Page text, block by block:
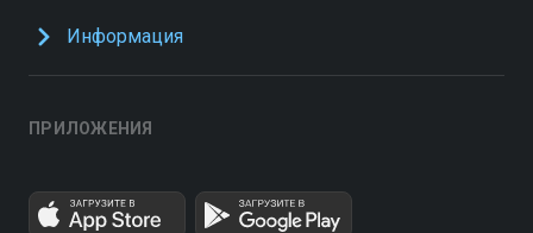
Информация
ПРИЛОЖЕНИЯ